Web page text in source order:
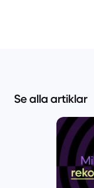
Se alla artiklar